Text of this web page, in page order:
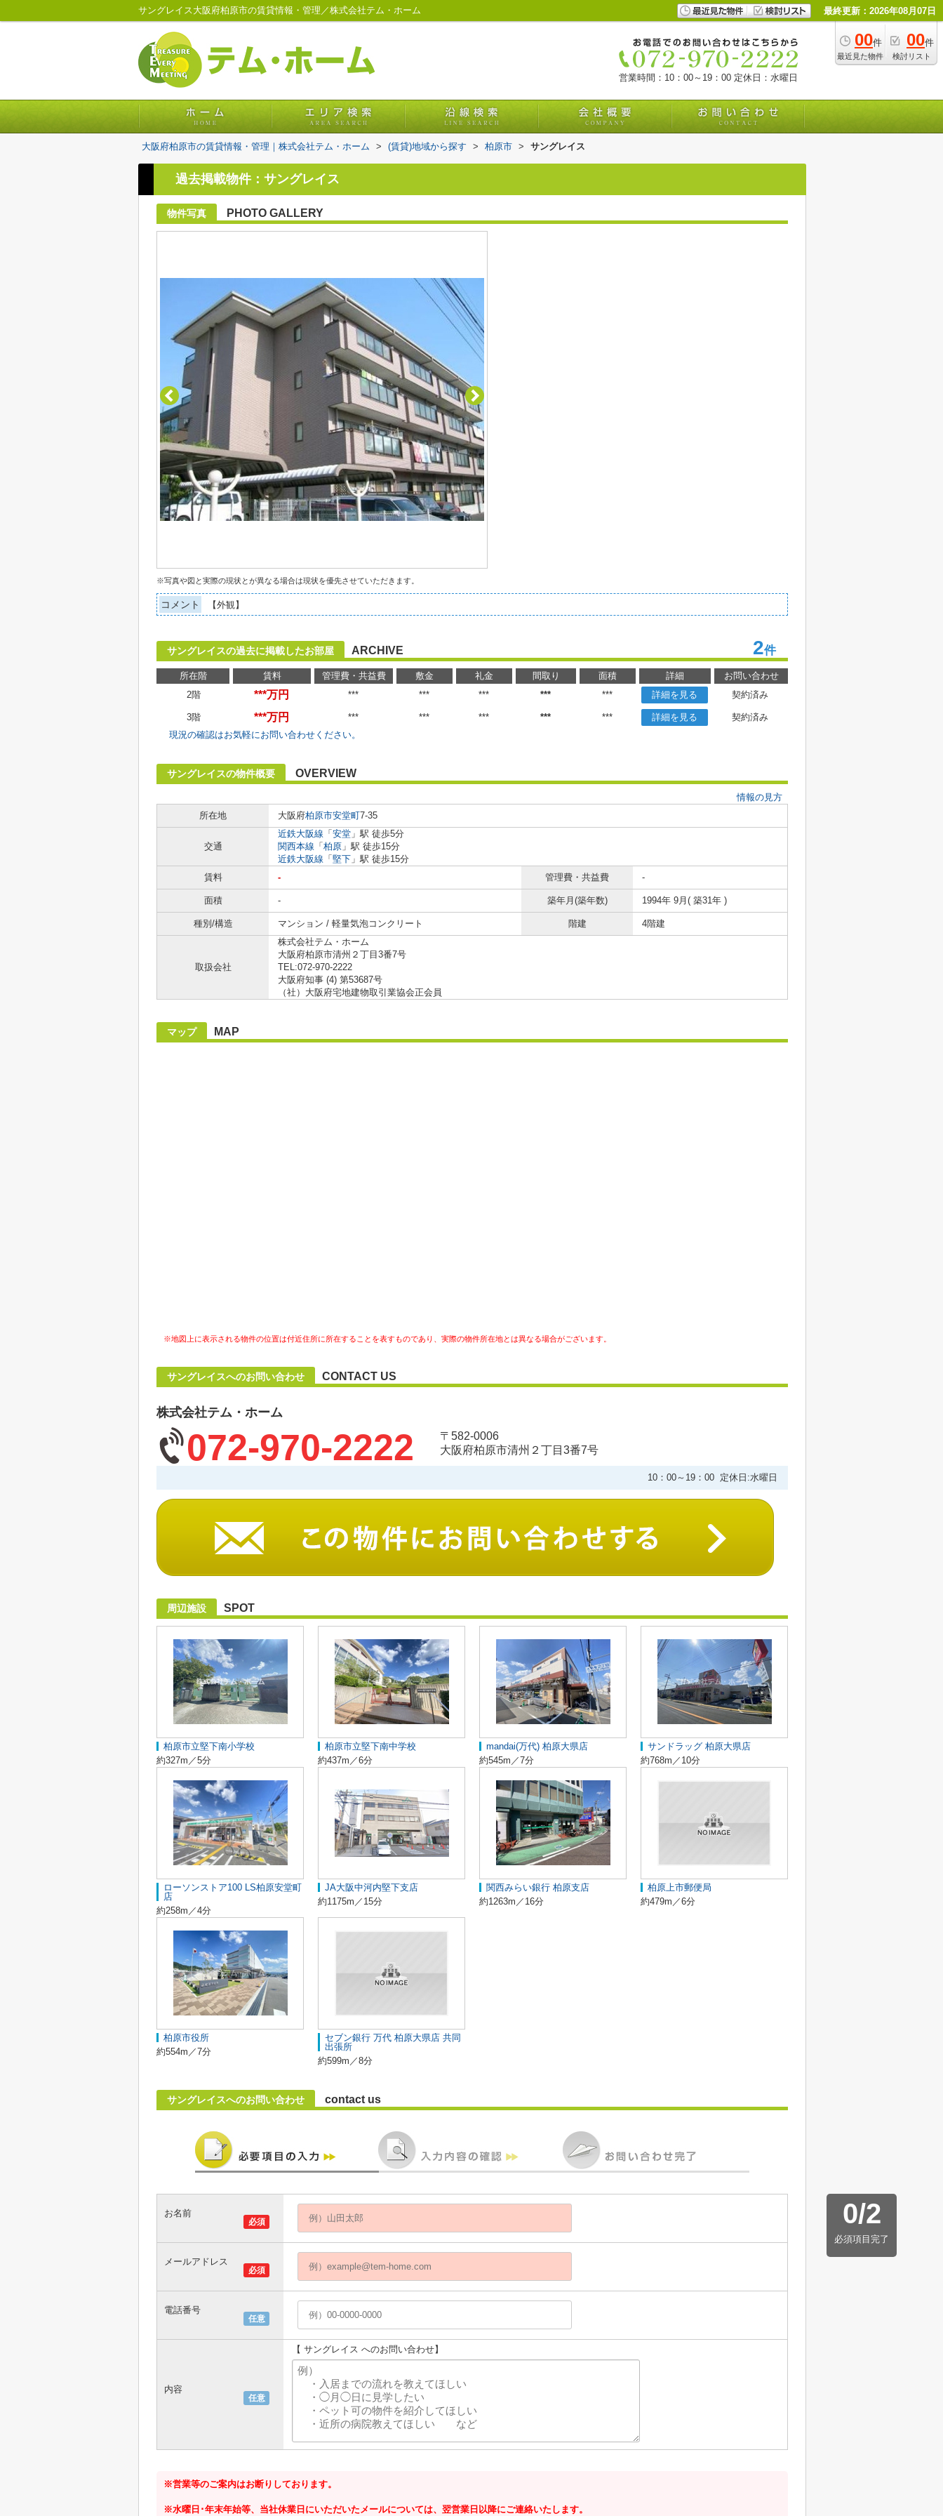
サングレイス大阪府柏原市の賃貸情報・管理／株式会社テム・ホーム 最終更新：2026年08月07日
00件
最近見た物件
00件
検討リスト
営業時間：10：00～19：00 定休日：水曜日
大阪府柏原市の賃貸情報・管理｜株式会社テム・ホーム > (賃貸)地域から探す > 柏原市 > サングレイス
過去掲載物件：サングレイス
物件写真 PHOTO GALLERY
※写真や図と実際の現状とが異なる場合は現状を優先させていただきます。
コメント 【外観】
サングレイスの過去に掲載したお部屋 ARCHIVE 2件
所在階 賃料 管理費・共益費 敷金 礼金 間取り 面積 詳細
お問い合わせ
2階
***万円 *** *** *** *** *** 詳細を見る 契約済み
3階 ***万円 *** *** *** *** *** 詳細を見る
契約済み
現況の確認はお気軽にお問い合わせください。
サングレイスの物件概要 OVERVIEW
情報の見方
所在地
大阪府柏原市安堂町7-35
交通
近鉄大阪線 「 安堂 」駅 徒歩5分
関西本線 「 柏原 」駅 徒歩15分
近鉄大阪線 「 堅下 」駅 徒歩15分
賃料
- 管理費・共益費 -
面積 - 築年月(築年数) 1994年 9月( 築31年 )
種別/構造 マンション / 軽量気泡コンクリート 階建 4階建
取扱会社
株式会社テム・ホーム
大阪府柏原市清州２丁目3番7号
TEL:072-970-2222
大阪府知事 (4) 第53687号
（社）大阪府宅地建物取引業協会正会員
マップ MAP
※地図上に表示される物件の位置は付近住所に所在することを表すものであり、実際の物件所在地とは異なる場合がございます。
サングレイスへのお問い合わせ CONTACT US
株式会社テム・ホーム
072-970-2222
〒582-0006
大阪府柏原市清州２丁目3番7号
10：00～19：00 定休日:水曜日
周辺施設 SPOT
柏原市立堅下南小学校
約327m／5分
柏原市立堅下南中学校
約437m／6分
mandai(万代) 柏原大県店
約545m／7分
サンドラッグ 柏原大県店
約768m／10分
ローソンストア100 LS柏原安堂町
店
約258m／4分
JA大阪中河内堅下支店
約1175m／15分
関西みらい銀行 柏原支店
約1263m／16分
柏原上市郵便局
約479m／6分
柏原市役所
約554m／7分
セブン銀行 万代 柏原大県店 共同
出張所
約599m／8分
サングレイスへのお問い合わせ contact us
0/2
必須項目完了
必須
お名前
必須
メールアドレス
任意
電話番号
任意
内容
【 サングレイス へのお問い合わせ】
※営業等のご案内はお断りしております。
※水曜日･年末年始等、当社休業日にいただいたメールについては、翌営業日以降にご連絡いたします。